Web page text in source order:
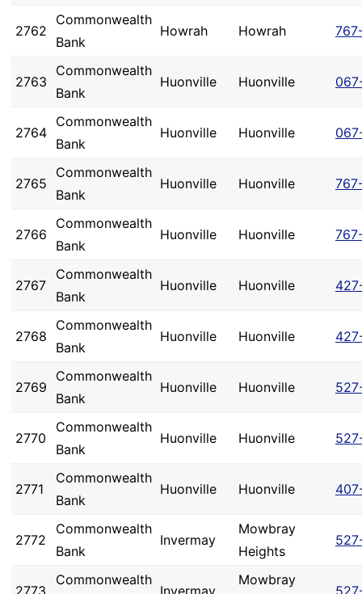
2762
Commonwealth
Bank
Howrah Howrah
2763
Commonwealth
Bank
Huonville Huonville
2764
Commonwealth
Bank
Huonville Huonville
2765
Commonwealth
Bank
Huonville Huonville
2766
Commonwealth
Bank
Huonville Huonville
2767
Commonwealth
Bank
Huonville Huonville
2768
Commonwealth
Bank
Huonville Huonville
2769
Commonwealth
Bank
Huonville Huonville
2770
Commonwealth
Bank
Huonville Huonville
2771
Commonwealth
Bank
Huonville Huonville
2772
Commonwealth
Bank
Invermay
Mowbray
Heights
2773
Commonwealth
Invermay
Mowbray